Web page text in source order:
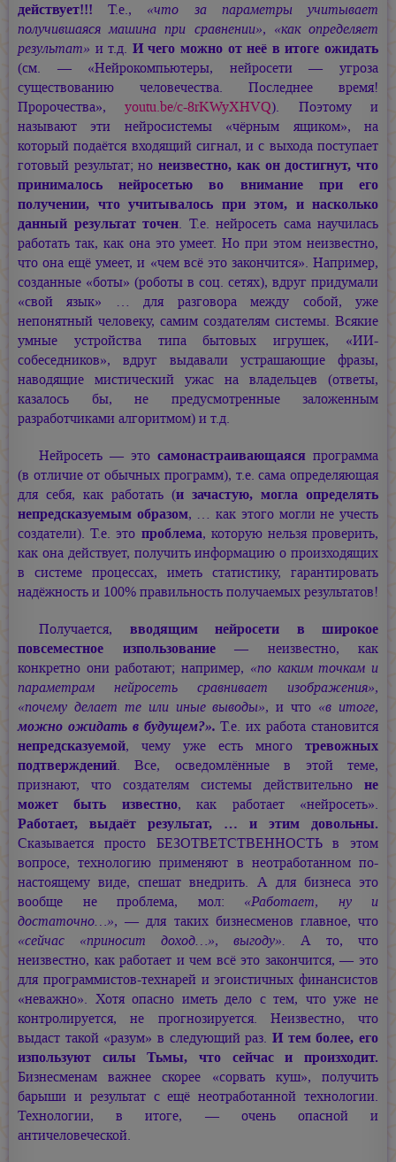
действует!!! Т.е., «что за параметры учитывает
получившаяся машина при сравнении», «как определяет
результат» и т.д. И чего можно от неё в итоге ожидать
(см. — «Нейрокомпьютеры, нейросети — угроза
существованию человечества. Последнее время!
Пророчества»,youtu.be/c-8rKWyXHVQ). Поэтому и
называют эти нейросистемы «чёрным ящиком», на
который подаётся входящий сигнал, и с выхода поступает
готовый результат; нонеизвестно, как он достигнут, что
принималось нейросетью во внимание при его
получении, что учитывалось при этом, и насколько
данный результат точен. Т.е. нейросеть сама научилась
работать так, как она это умеет. Но при этом неизвестно,
что она ещё умеет, и «чем всё это закончится». Например,
созданные «боты» (роботы в соц. сетях), вдруг придумали
«свой язык» … для разговора между собой, уже
непонятный человеку, самим создателям системы. Всякие
умные устройства типа бытовых игрушек, «ИИ-
собеседников», вдруг выдавали устрашающие фразы,
наводящие мистический ужас на владельцев (ответы,
казалось бы, не предусмотренные заложенным
разработчиками алгоритмом) и т.д.
Нейросеть — это самонастраивающаяся программа
(в отличие от обычных программ), т.е. сама определяющая
для себя, как работать (и зачастую, могла определять
непредсказуемым образом, … как этого могли не учесть
создатели). Т.е. это проблема, которую нельзя проверить,
как она действует, получить информацию о произходящих
в системе процессах, иметь статистику, гарантировать
надёжность и 100% правильность получаемых результатов!
Получается, вводящим нейросети в широкое
повсеместное изпользование— неизвестно, как
конкретно они работают; например, «по каким точкам и
параметрам нейросеть сравнивает изображения»,
«почему делает те или иные выводы», и что «в итоге,
можно ожидать в будущем?». Т.е. их работа становится
непредсказуемой, чему уже есть много тревожных
подтверждений. Все, осведомлённые в этой теме,
признают, что создателям системы действительно не
может быть известно, как работает «нейросеть».
Работает, выдаёт результат, … и этим довольны.
Сказывается просто БЕЗОТВЕТСТВЕННОСТЬ в этом
вопросе, технологию применяют в неотработанном по-
настоящему виде, спешат внедрить. А для бизнеса это
вообще не проблема, мол: «Работает, ну и
достаточно…», — для таких бизнесменов главное, что
«сейчас «приносит доход…», выгоду». А то, что
неизвестно, как работает и чем всё это закончится, — это
для программистов-технарей и эгоистичных финансистов
«неважно». Хотя опасно иметь дело с тем, что уже не
контролируется, не прогнозируется. Неизвестно, что
выдаст такой «разум» в следующий раз. И тем более, его
изпользуют силы Тьмы, что сейчас и произходит.
Бизнесменам важнее скорее «сорвать куш», получить
барыши и результат с ещё неотработанной технологии.
Технологии, в итоге, — очень опасной и
античеловеческой.